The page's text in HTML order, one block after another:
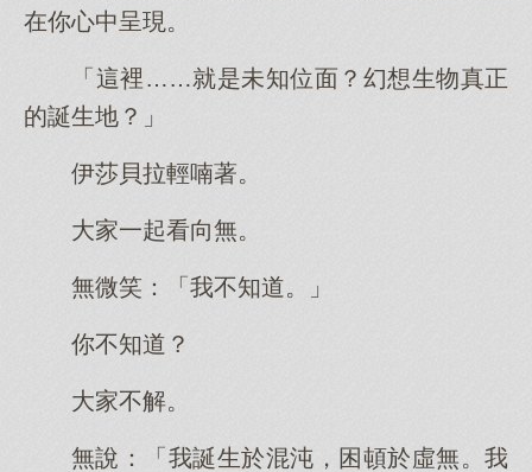
在你心中呈現。
「這裡……就是未知位面？幻想生物真正
的誕生地？」
伊莎貝拉輕喃著。
大家一起看向無。
無微笑：「我不知道。」
你不知道？
大家不解。
無說：「我誕生於混沌，困頓於虛無。我